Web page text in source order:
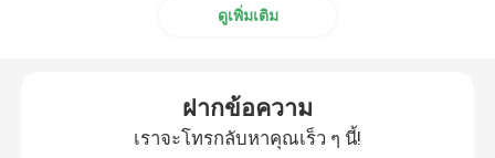
ดูเพิ่มเติม
ฝากข้อความ
เราจะโทรกลับหาคุณเร็ว ๆ นี้!